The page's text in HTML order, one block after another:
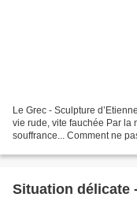
Le Grec - Sculpture
vie rude, vite fauchée Par la
souffrance... Comment ne
Situation délicate